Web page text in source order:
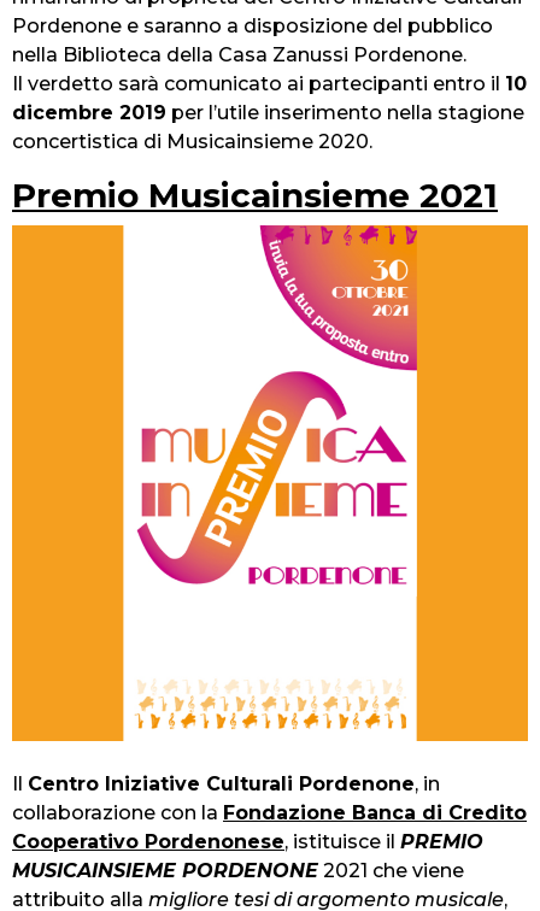
Pordenone e saranno a disposizione del pubblico
nella Biblioteca della Casa Zanussi Pordenone.
Il verdetto sarà comunicato ai partecipanti entro il 10
dicembre 2019 per l’utile inserimento nella stagione
concertistica di Musicainsieme 2020.
Premio Musicainsieme 2021
Centro Iniziative Culturali Pordenone, in
collaborazione con la Fondazione Banca di Credito
Cooperativo Pordenonese, istituisce il PREMIO
MUSICAINSIEME PORDENONE 2021 che viene
attribuito alla migliore tesidi argomento musicale,